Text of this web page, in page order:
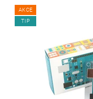
AKCE
TIP